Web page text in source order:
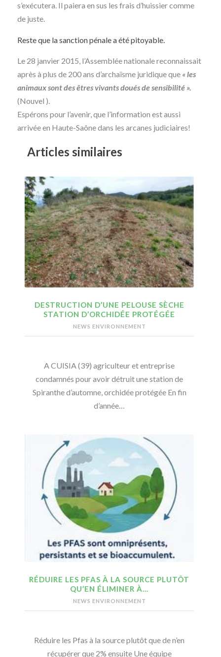
s’exécutera. Il paiera en sus les frais d’huissier comme
de juste.
Reste que la sanction pénale a été pitoyable.
Le 28 janvier 2015, l’Assemblée nationale reconnaissait
après à plus de 200 ans d’archaïsme juridique que « les
animaux sont des êtres vivants doués de sensibilité ».
(Nouvel ).
Espérons pour l’avenir, que l’information est aussi
arrivée en Haute-Saône dans les arcanes judiciaires!
Articles similaires
DESTRUCTION D’UNE PELOUSE SÈCHE
STATION D’ORCHIDÉE PROTÉGÉE
NEWS ENVIRONNEMENT
A CUISIA (39) agriculteur et entreprise
condamnés pour avoir détruit une station de
Spiranthe d’automne, orchidée protégée En fin
d’année…
RÉDUIRE LES PFAS À LA SOURCE PLUTÔT
QU’EN ÉLIMINER À…
NEWS ENVIRONNEMENT
Réduire les Pfas à la source plutôt que de n’en
récupérer que 2% ensuite Une équipe